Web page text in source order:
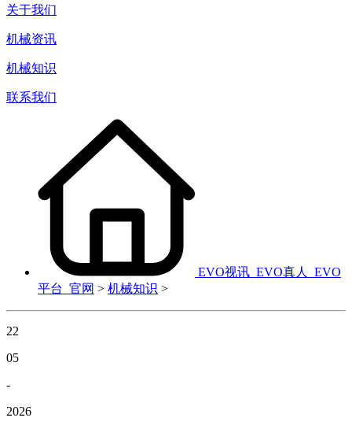
关于我们
机械资讯
机械知识
联系我们
EVO视讯_EVO真人_EVO
平台_官网 > 机械知识 >
22
05
-
2026